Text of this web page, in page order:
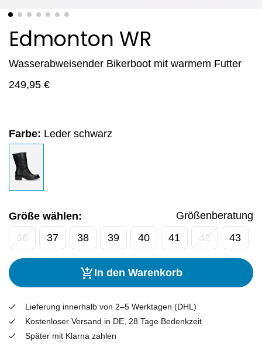
Edmonton WR
Wasserabweisender Bikerboot mit warmem Futter
249,95 €
Farbe: Leder schwarz
Größe wählen:
Größenberatung
36
37 38 39 40 41 42 43
In den Warenkorb
Lieferung innerhalb von 2–5 Werktagen (DHL)
Kostenloser Versand in DE, 28 Tage Bedenkzeit
Später mit Klarna zahlen